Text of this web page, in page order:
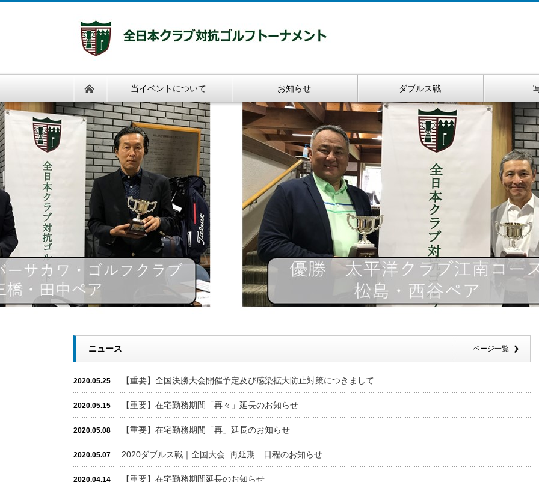
当イベントについて お知らせ ダブルス戦
ニュース ページ一覧
2020.05.25 【重要】全国決勝大会開催予定及び感染拡大防止対策につきまして
2020.05.15 【重要】在宅勤務期間「再々」延長のお知らせ
2020.05.08 【重要】在宅勤務期間「再」延長のお知らせ
2020.05.07 2020ダブルス戦｜全国大会_再延期 日程のお知らせ
2020.04.14 【重要】在宅勤務期間延長のお知らせ